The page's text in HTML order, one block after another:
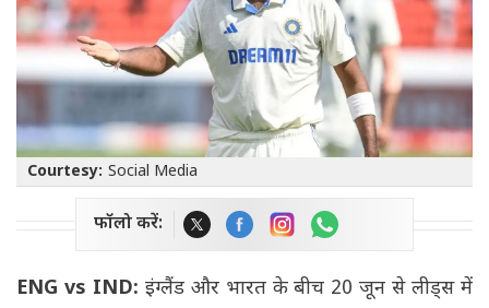
Courtesy: Social Media
फॉलो करें:
ENG vs IND: इंग्लैंड और भारत के बीच 20 जून से लीड्स में